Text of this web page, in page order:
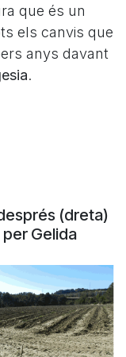
que és un
els canvis que
anys davant
.
(dreta)
Gelida